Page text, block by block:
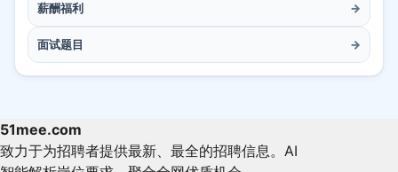
薪酬福利 →
面试题目 →
51mee.com
致力于为招聘者提供最新、最全的招聘信息。AI